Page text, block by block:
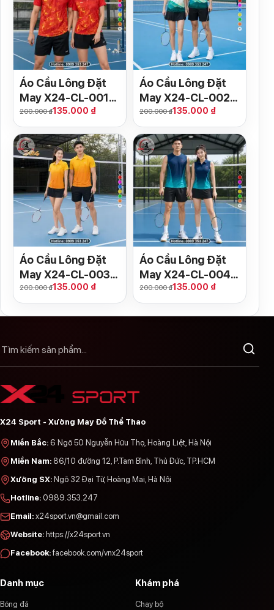
Áo Cầu Lông Đặt
May X24-CL-001
Đỏ Vàng
200.000 ₫135.000 ₫
Áo Cầu Lông Đặt
May X24-CL-002
Gradient Vàng
Trắng Núi Xanh
200.000 ₫135.000 ₫
Áo Cầu Lông Đặt
May X24-CL-003
Gradient Vàng Cam
200.000 ₫135.000 ₫
Áo Cầu Lông Đặt
May X24-CL-004
Gradient Xanh
Navy Xanh Ngọc
200.000 ₫135.000 ₫
X24 Sport - Xưởng May Đồ Thể Thao
Miền Bắc: 6 Ngõ 50 Nguyễn Hữu Thọ, Hoàng Liệt, Hà Nội
Miền Nam: 86/10 đường 12, P.Tam Bình, Thủ Đức, TP.HCM
Xưởng SX: Ngõ 32 Đại Từ, Hoàng Mai, Hà Nội
Hotline: 0989.353.247
Email: x24sport.vn@gmail.com
Website: https://x24sport.vn
Facebook: facebook.com/vnx24sport
Danh mục
Bóng đá
Khám phá
Chạy bộ